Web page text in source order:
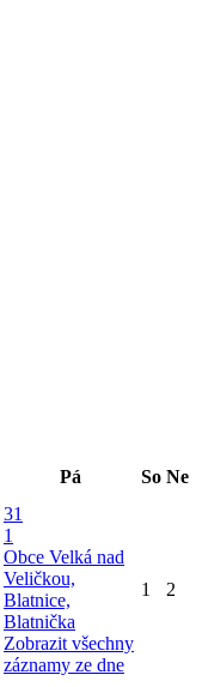
Pá So Ne
31
1
Obce Velká nad
Veličkou,
Blatnice,
Blatnička
Zobrazit všechny
záznamy ze dne
1 2